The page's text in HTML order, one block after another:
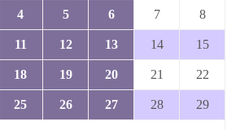
4 5 6 7 8
11 12 13 14 15
18 19 20 21 22
25 26 27 28 29